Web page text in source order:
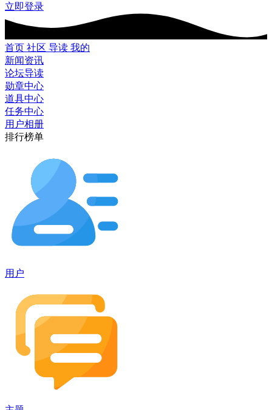
立即登录
首页 社区 导读 我的
新闻资讯
论坛导读
勋章中心
道具中心
任务中心
用户相册
排行榜单
用户